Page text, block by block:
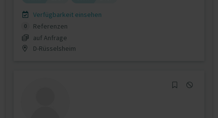
Verfügbarkeit einsehen
0
Referenzen
auf Anfrage
D-Rüsselsheim